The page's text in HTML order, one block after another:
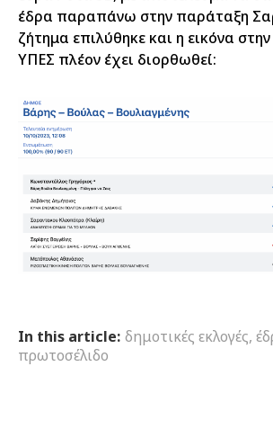
έδρα παραπάνω στην παράταξη
ζήτημα επιλύθηκε και η εικόνα
ΥΠΕΣ πλέον έχει διορθωθεί:
In this article: δημοτικές εκλογές,
πρωτοσέλιδο